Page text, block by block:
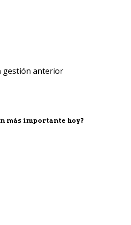
gestión anterior
más importante hoy?